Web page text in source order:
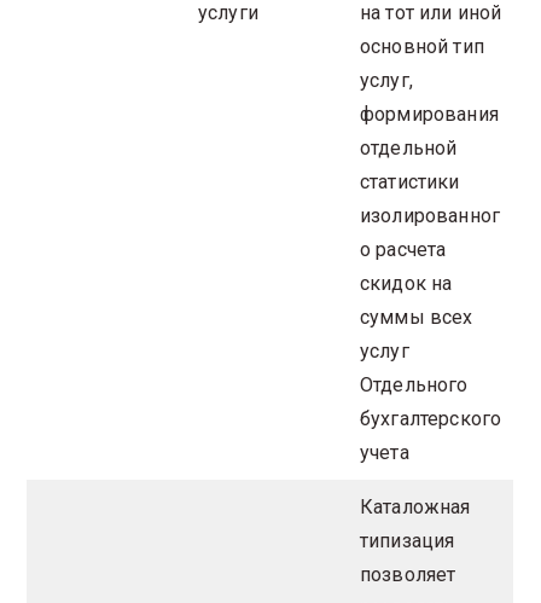
услуги
на тот или иной
основной тип
услуг,
формирования
отдельной
статистики
изолированног
о расчета
скидок на
суммы всех
услуг
Отдельного
бухгалтерского
учета
Каталожная
типизация
позволяет